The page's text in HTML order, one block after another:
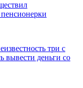
три с
вывести деньги со